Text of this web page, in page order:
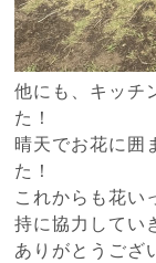
他にも、キッチ
た！
晴天でお花に囲
た！
これからも花い
持に協力してい
ありがとうござ